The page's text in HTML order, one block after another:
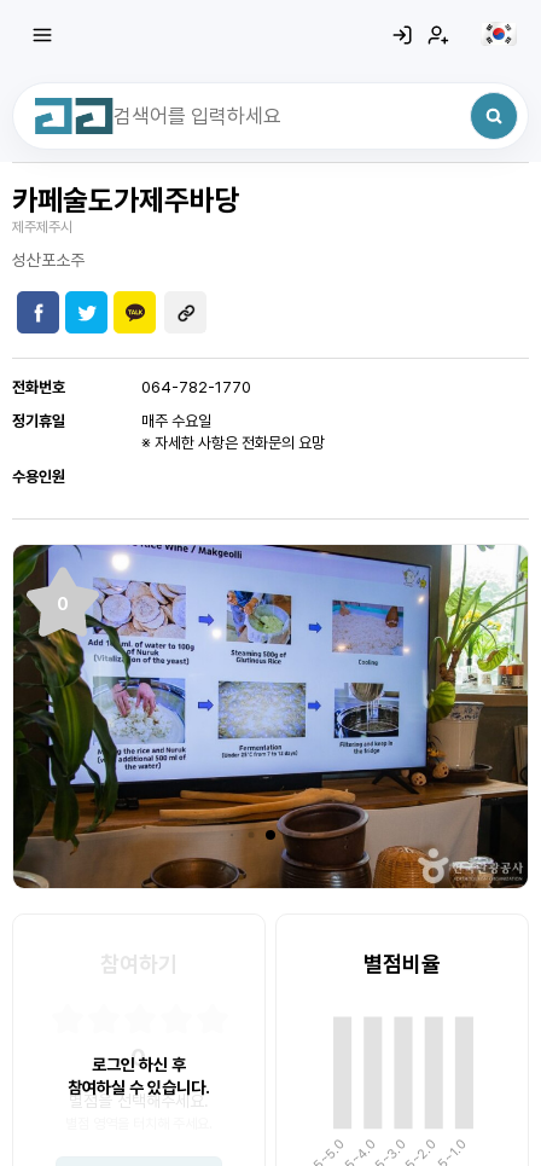
최근 검색어
카페술도가제주바당
제주제주시
성산포소주
전화번호
064-782-1770
정기휴일
매주 수요일
※ 자세한 사항은 전화문의 요망
수용인원
0
참여하기
0
별점을 선택해주세요.
로그인 하신 후
참여하실 수 있습니다.
별점비율